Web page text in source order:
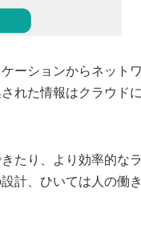
ーションからネット
れた情報はクラウド
たり、より効率的な
計、ひいては人の働